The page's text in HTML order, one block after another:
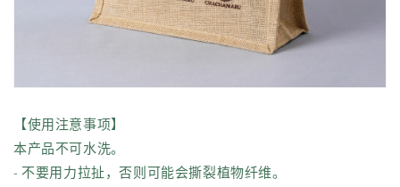
【使用注意事项】
本产品不可水洗。
- 不要用力拉扯，否则可能会撕裂植物纤维。